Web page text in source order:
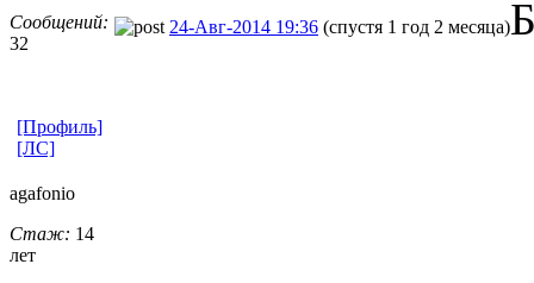
Сообщений:
32
24-Авг-2014 19:36 (спустя 1 год 2 месяца)
[Профиль]
[ЛС]
agafonio
Стаж: 14
лет